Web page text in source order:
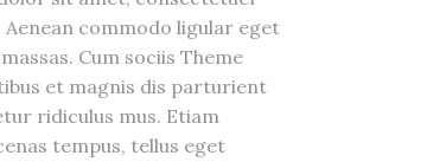
commodo ligular eget
Cum sociis Theme
et magnis dis parturient
ridiculus mus. Etiam
tempus, tellus eget